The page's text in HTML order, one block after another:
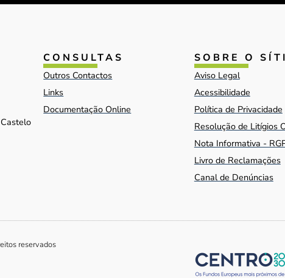
CONSULTAS
Outros Contactos
Links
Documentação Online
SOBRE O
Aviso Legal
Acessibilidade
Política de Privacidade
Resolução de Litígios
Nota Informativa -
Livro de Reclamações
Canal de Denúncias
reservados